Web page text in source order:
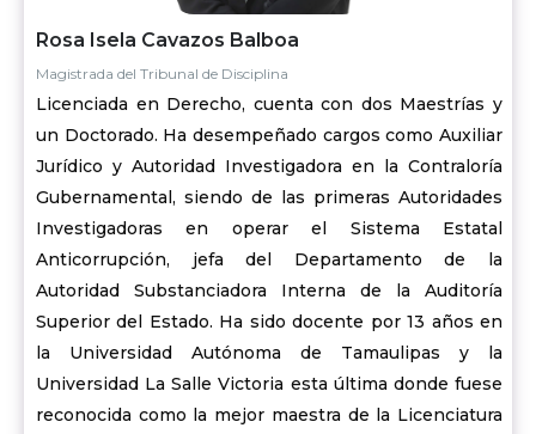
Rosa Isela Cavazos Balboa
Magistrada del Tribunal de Disciplina
Licenciada en Derecho, cuenta con dos Maestrías y
un Doctorado. Ha desempeñado cargos como Auxiliar
Jurídico y Autoridad Investigadora en la Contraloría
Gubernamental, siendo de las primeras Autoridades
Investigadoras en operar el Sistema Estatal
Anticorrupción, jefa del Departamento de la
Autoridad Substanciadora Interna de la Auditoría
Superior del Estado. Ha sido docente por 13 años en
la Universidad Autónoma de Tamaulipas y la
Universidad La Salle Victoria esta última donde fuese
reconocida como la mejor maestra de la Licenciatura